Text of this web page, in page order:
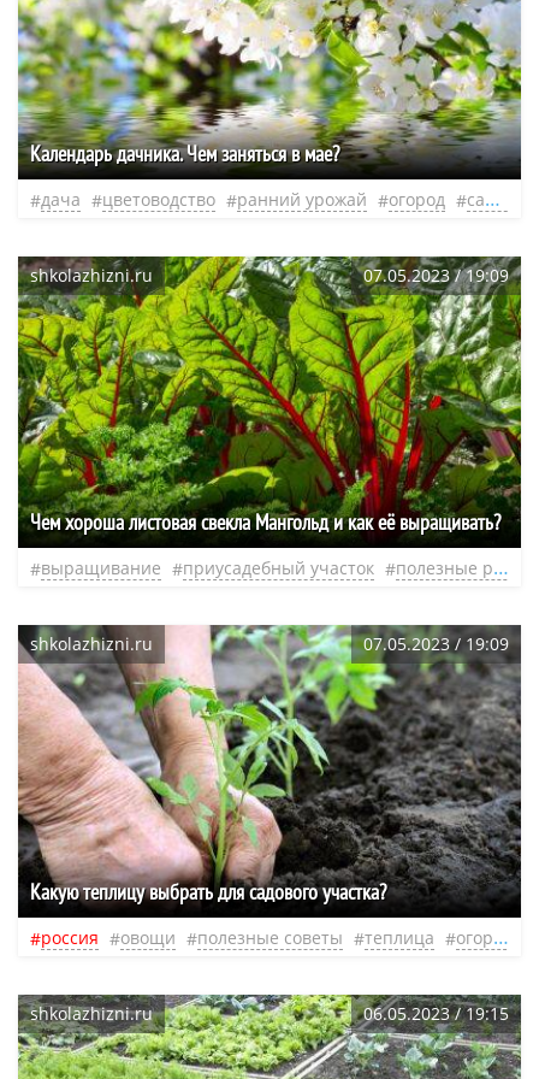
Календарь дачника. Чем заняться в мае?
дача цветоводство ранний урожай огород садоводство
shkolazhizni.ru 07.05.2023 / 19:09
Чем хороша листовая свекла Мангольд и как её выращивать?
выращивание приусадебный участок полезные растения
shkolazhizni.ru 07.05.2023 / 19:09
Какую теплицу выбрать для садового участка?
россия овощи полезные советы теплица огород
shkolazhizni.ru 06.05.2023 / 19:15